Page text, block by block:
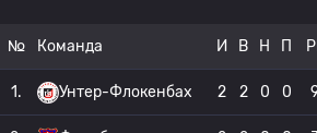
№ Команда И В Н П
1. Унтер-Флокенбах 2 2 0 0